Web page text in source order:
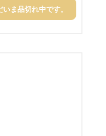
いま品切れ中です。